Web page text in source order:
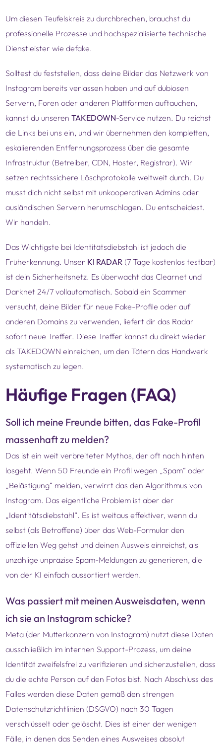
Um diesen Teufelskreis zu durchbrechen, brauchst du
professionelle Prozesse und hochspezialisierte technische
Dienstleister wie defake.
Solltest du feststellen, dass deine Bilder das Netzwerk von
Instagram bereits verlassen haben und auf dubiosen
Servern, Foren oder anderen Plattformen auftauchen,
kannst du unserenTAKEDOWN-Service nutzen. Du reichst
die Links bei uns ein, und wir übernehmen den kompletten,
eskalierenden Entfernungsprozess über die gesamte
Infrastruktur (Betreiber, CDN, Hoster, Registrar). Wir
setzen rechtssichere Löschprotokolle weltweit durch. Du
musst dich nicht selbst mit unkooperativen Admins oder
ausländischen Servern herumschlagen. Du entscheidest.
Wir handeln.
Das Wichtigste bei Identitätsdiebstahl ist jedoch die
Früherkennung. Unser KI RADAR (7 Tage kostenlos testbar)
ist dein Sicherheitsnetz. Es überwacht das Clearnet und
Darknet 24/7 vollautomatisch. Sobald ein Scammer
versucht, deine Bilder für neue Fake-Profile oder auf
anderen Domains zu verwenden, liefert dir das Radar
sofort neue Treffer. Diese Treffer kannst du direkt wieder
als TAKEDOWN einreichen, um den Tätern das Handwerk
systematisch zu legen.
Häufige Fragen (FAQ)
Soll ich meine Freunde bitten, das Fake-Profil
massenhaft zu melden?
Das ist ein weit verbreiteter Mythos, der oft nach hinten
losgeht. Wenn 50 Freunde ein Profil wegen „Spam“ oder
„Belästigung“ melden, verwirrt das den Algorithmus von
Instagram. Das eigentliche Problem ist aber der
„Identitätsdiebstahl“. Es ist weitaus effektiver, wenn du
selbst (als Betroffene) über das Web-Formular den
offiziellen Weg gehst und deinen Ausweis einreichst, als
unzählige unpräzise Spam-Meldungen zu generieren, die
von der KI einfach aussortiert werden.
Was passiert mit meinen Ausweisdaten, wenn
ich sie an Instagram schicke?
Meta (der Mutterkonzern von Instagram) nutzt diese Daten
ausschließlich im internen Support-Prozess, um deine
Identität zweifelsfrei zu verifizieren und sicherzustellen, dass
du die echte Person auf den Fotos bist. Nach Abschluss des
Falles werden diese Daten gemäß den strengen
Datenschutzrichtlinien (DSGVO) nach 30 Tagen
verschlüsselt oder gelöscht. Dies ist einer der wenigen
Fälle, in denen das Senden eines Ausweises absolut